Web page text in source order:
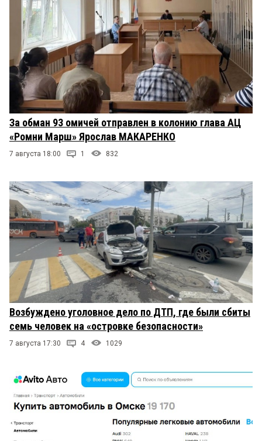
За обман 93 омичей отправлен в колонию глава АЦ
«Ромни Марш» Ярослав МАКАРЕНКО
7 августа 18:00 1 832
Возбуждено уголовное дело по ДТП, где были сбиты
семь человек на «островке безопасности»
7 августа 17:30 4 1029